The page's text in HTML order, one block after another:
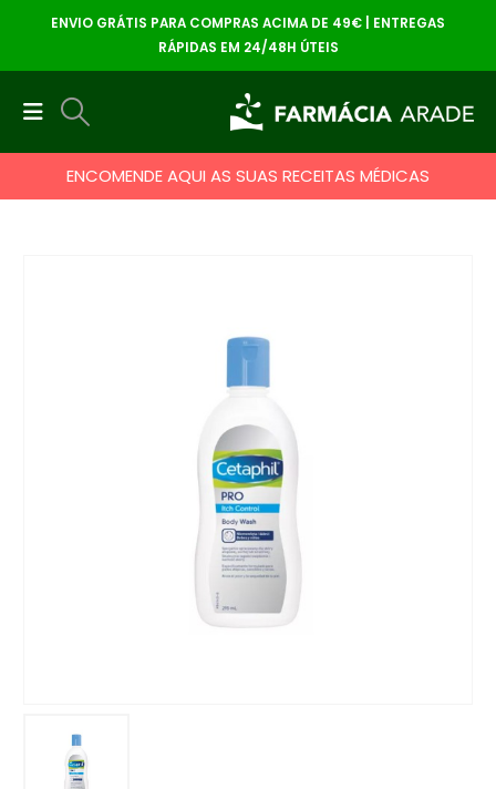
ENVIO GRÁTIS PARA COMPRAS ACIMA DE 49€ | ENTREGAS
RÁPIDAS EM 24/48H ÚTEIS
ENCOMENDE AQUI AS SUAS RECEITAS MÉDICAS